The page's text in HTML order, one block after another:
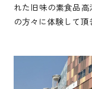
れた旧味の素食品高
の方々に体験して頂